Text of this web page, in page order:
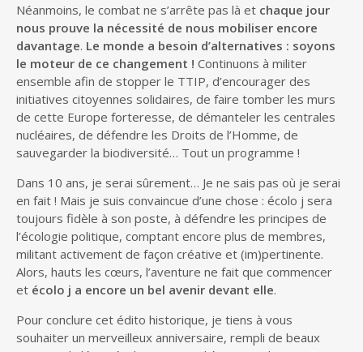
Néanmoins, le combat ne s’arrête pas là et chaque jour
nous prouve la nécessité de nous mobiliser encore
davantage. Le monde a besoin d’alternatives : soyons
le moteur de ce changement ! Continuons à militer
ensemble afin de stopper le TTIP, d’encourager des
initiatives citoyennes solidaires, de faire tomber les murs
de cette Europe forteresse, de démanteler les centrales
nucléaires, de défendre les Droits de l’Homme, de
sauvegarder la biodiversité… Tout un programme !
Dans 10 ans, je serai sûrement… Je ne sais pas où je serai
en fait ! Mais je suis convaincue d’une chose : écolo j sera
toujours fidèle à son poste, à défendre les principes de
l’écologie politique, comptant encore plus de membres,
militant activement de façon créative et (im)pertinente.
Alors, hauts les cœurs, l’aventure ne fait que commencer
et écolo j a encore un bel avenir devant elle.
Pour conclure cet édito historique, je tiens à vous
souhaiter un merveilleux anniversaire, rempli de beaux